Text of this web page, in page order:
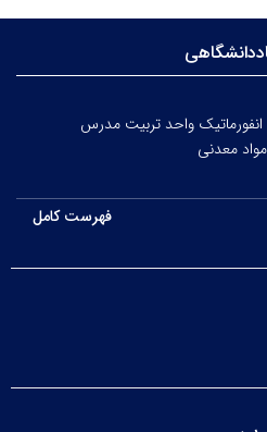
واحد تربیت مدرس
معدنی
فهرست کامل